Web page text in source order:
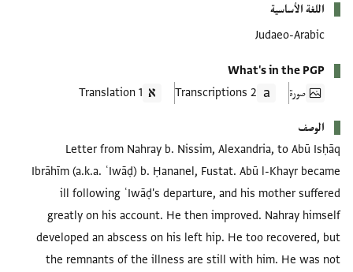
اللغة الأساسية
Judaeo-Arabic
What's in the PGP
صورة
2 Transcriptions
1 Translation
الوصف
Letter from Nahray b. Nissim, Alexandria, to Abū Isḥāq
Ibrāhīm (a.k.a. ʿIwāḍ) b. Ḥananel, Fustat. Abū l-Khayr became
ill following ʿIwāḍ's departure, and his mother suffered
greatly on his account. He then improved. Nahray himself
developed an abscess on his left hip. He too recovered, but
the remnants of the illness are still with him. He was not